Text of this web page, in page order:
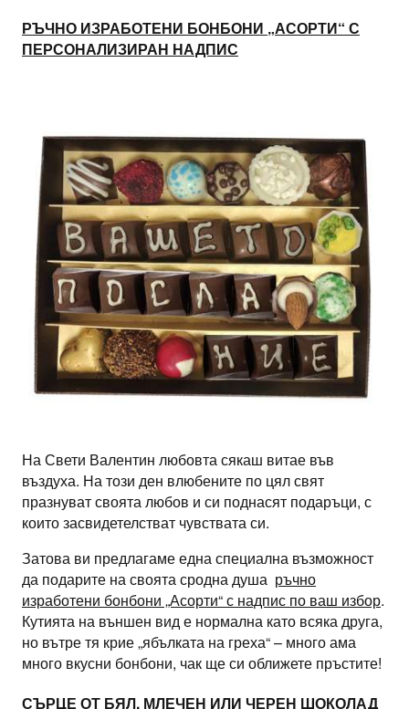
РЪЧНО ИЗРАБОТЕНИ БОНБОНИ „АСОРТИ“ С
ПЕРСОНАЛИЗИРАН НАДПИС
На Свети Валентин любовта сякаш витае във
въздуха. На този ден влюбените по цял свят
празнуват своята любов и си поднасят подаръци, с
които засвидетелстват чувствата си.
Затова ви предлагаме една специална възможност
да подарите на своята сродна душа ръчно
изработени бонбони „Асорти“ с надпис по ваш избор.
Кутията на външен вид е нормална като всяка друга,
но вътре тя крие „ябълката на греха“ – много ама
много вкусни бонбони, чак ще си оближете пръстите!
СЪРЦЕ ОТ БЯЛ, МЛЕЧЕН ИЛИ ЧЕРЕН ШОКОЛАД